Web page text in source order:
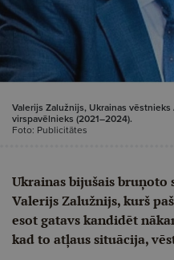
Valerijs Zalužnijs, Ukrainas
virspavēlnieks (2021–2024).
Foto: Publicitātes
Ukrainas bijušais bruņoto
Valerijs Zalužnijs, kurš
esot gatavs kandidēt
kad to atļaus situācija,